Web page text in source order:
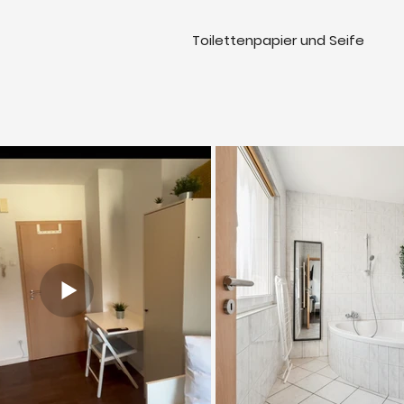
Toilettenpapier und Seife